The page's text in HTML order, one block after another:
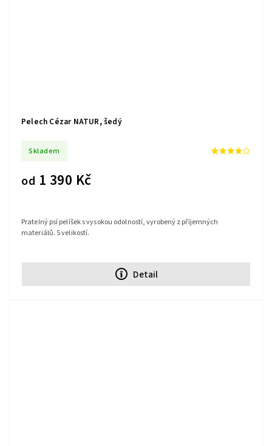
Pelech Cézar NATUR, šedý
Skladem
od 1 390 Kč
Detail
Pratelný psí pelíšek s vysokou odolností, vyrobený z příjemných
materiálů. 5 velikostí.